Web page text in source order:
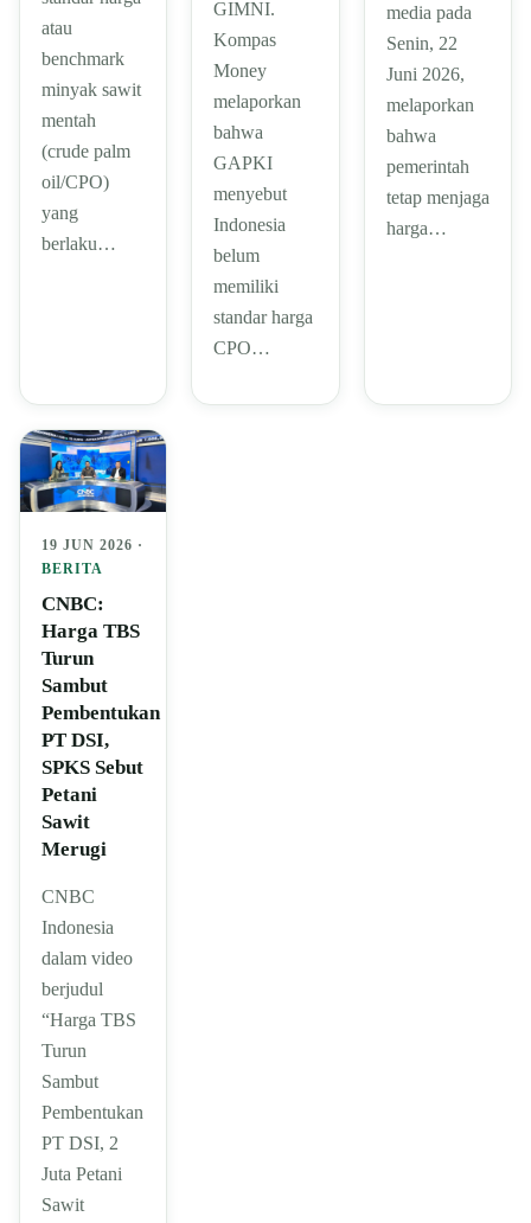
atau
benchmark
minyak sawit
mentah
(crude palm
oil/CPO)
yang
berlaku…
GIMNI.
Kompas
Money
melaporkan
bahwa
GAPKI
menyebut
Indonesia
belum
memiliki
standar harga
CPO…
media pada
Senin, 22
Juni 2026,
melaporkan
bahwa
pemerintah
tetap menjaga
harga…
19 JUN 2026 ·
BERITA
CNBC:
Harga TBS
Turun
Sambut
Pembentukan
PT DSI,
SPKS Sebut
Petani
Sawit
Merugi
CNBC
Indonesia
dalam video
berjudul
“Harga TBS
Turun
Sambut
Pembentukan
PT DSI, 2
Juta Petani
Sawit